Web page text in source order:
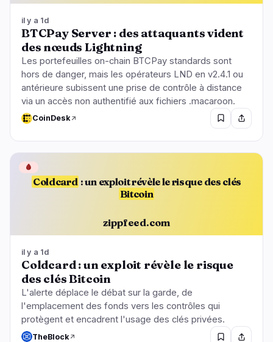
il y a 1d
BTCPay Server : des attaquants vident
des nœuds Lightning
Les portefeuilles on-chain BTCPay standards sont
hors de danger, mais les opérateurs LND en v2.4.1 ou
antérieure subissent une prise de contrôle à distance
via un accès non authentifié aux fichiers .macaroon.
CoinDesk
Coldcard : un exploit révèle le risque des clés
Bitcoin
zippfeed.com
🩸
il y a 1d
Coldcard : un exploit révèle le risque
des clés Bitcoin
L'alerte déplace le débat sur la garde, de
l'emplacement des fonds vers les contrôles qui
protègent et encadrent l'usage des clés privées.
TheBlock